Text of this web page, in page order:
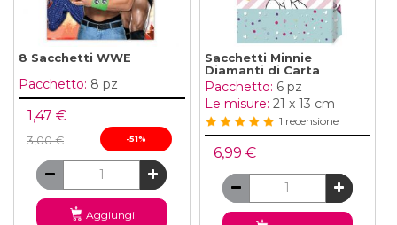
8 Sacchetti WWE
Pacchetto: 8 pz
1,47 €
3,00 € -51%
Aggiungi
Sacchetti Minnie
Diamanti di Carta
Pacchetto: 6 pz
Le misure: 21 x 13 cm
1 recensione
6,99 €